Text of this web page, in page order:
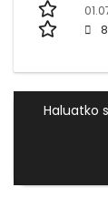
Haluatko